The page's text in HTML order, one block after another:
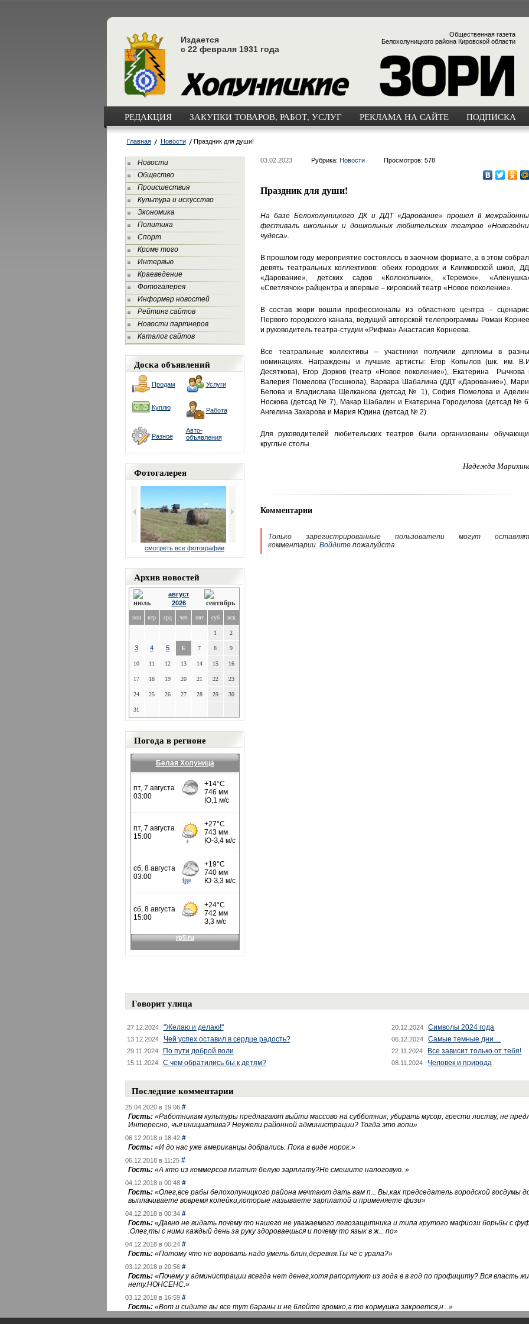
Издается
с 22 февраля 1931 года
Общественная газета
Белохолуницкого района Кировской области
РЕДАКЦИЯ ЗАКУПКИ ТОВАРОВ, РАБОТ, УСЛУГ РЕКЛАМА НА САЙТЕ ПОДПИСКА
Главная Новости Праздник для души!
Новости
Общество
Происшествия
Культура и искусство
Экономика
Политика
Спорт
Кроме того
Интервью
Краеведение
Фотогалерея
Информер новостей
Рейтинг сайтов
Новости партнеров
Каталог сайтов
Доска объявлений
Продам Услуги
Куплю Работа
Разное
Авто-
объявления
Фотогалерея
смотреть все фотографии
Архив новостей
август
2026
пон втр срд чет пят суб вск
1 2
3 4 5 6 7 8 9
10 11 12 13 14 15 16
17 18 19 20 21 22 23
24 25 26 27 28 29 30
31
Погода в регионе
Белая Холуница
03.02.2023 Рубрика: Новости Просмотров: 578
Праздник для души!
На базе Белохолуницкого ДК и ДДТ «Дарование» прошел II
фестиваль школьных и дошкольных любительских театров
чудеса».
В прошлом году мероприятие состоялось в заочном формате, а в этом
девять театральных коллективов: обеих городских и Климковской школ,
«Дарование», детских садов «Колокольчик», «Теремок»,
«Светлячок» райцентра и впервые – кировский театр «Новое поколение».
В состав жюри вошли профессионалы из областного центра –
Первого городского канала, ведущий авторской телепрограммы Роман
и руководитель театра-студии «Рифма» Анастасия Корнеева.
Все театральные коллективы – участники получили дипломы в
номинациях. Награждены и лучшие артисты: Егор Копылов (шк. им.
Десяткова), Егор Дорков (театр «Новое поколение»), Екатерина Рычкова
Валерия Помелова (Госшкола), Варвара Шабалина (ДДТ «Дарование»),
Белова и Владислава Щелканова (детсад № 1), София Помелова и
Носкова (детсад № 7), Макар Шабалин и Екатерина Городилова (детсад №
Ангелина Захарова и Мария Юдина (детсад № 2).
Для руководителей любительских театров были организованы
круглые столы.
Надежда
Комментарии
Только зарегистрированные пользователи могут
комментарии. Войдитепожалуйста.
Говорит улица
27.12.2024 "Желаю и делаю!" 20.12.2024 Символы 2024 года
13.12.2024 Чей успех оставил в сердце радость? 06.12.2024 Самые темные дни…
29.11.2024 По пути доброй воли 22.11.2024 Все зависит только от тебя!
15.11.2024 С чем обратились бы к детям? 08.11.2024 Человек и природа
Последние комментарии
25.04.2020 в 19:06 #
Гость: «Работникам культуры предлагают выйти массово на субботник, убирать мусор, грести листву, не
Интересно, чья инициатива? Неужели районной администрации? Тогда это вопи»
06.12.2018 в 18:42 #
Гость: «И до нас уже американцы добрались. Пока в виде норок.»
06.12.2018 в 11:25 #
Гость: «А кто из коммерсов платит белую зарплату?Не смешите налоговую. »
04.12.2018 в 00:48 #
Гость: «Олег,все рабы белохолуницкого района мечтают дать вам п... Вы,как председатель городской госдумы
выплачиваете вовремя копейки,которые называете зарплатой и применяете физи»
04.12.2018 в 00:34 #
Гость: «Давно не видать почему то нашего не уважаемого левозащитника и типа крутого мафиози борьбы с
.Олег,ты с ними каждый день за руку здороваешься и почему то язык в ж... по»
04.12.2018 в 00:24 #
Гость: «Потому что не воровать надо уметь блин,деревня.Ты чё с урала?»
03.12.2018 в 20:56 #
Гость: «Почему у администрации всегда нет денег,хотя рапортуют из года в в год по профициту? Вся власть
нету.НОНСЕНС.»
03.12.2018 в 16:59 #
Гость: «Вот и сидите вы все тут бараны и не блейте громко,а то кормушка закроется,н...»